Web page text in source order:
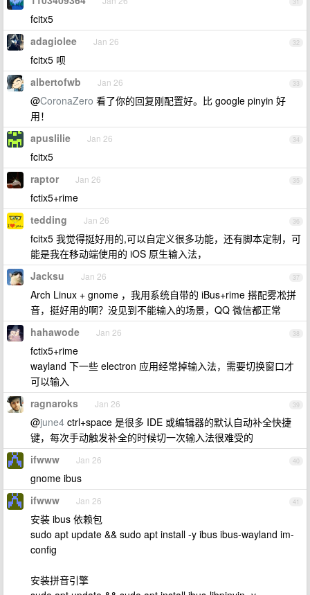
fcitx5
32
adagiolee Jan 26
fcitx5 呗
33
albertofwb Jan 26
@CoronaZero 看了你的回复刚配置好。比 google pinyin 好
用！
34
apuslilie Jan 26
fcitx5
35
raptor Jan 26
fctix5+rime
36
tedding Jan 26
fcitx5 我觉得挺好用的,可以自定义很多功能，还有脚本定制，可
能是我在移动端使用的 iOS 原生输入法，
37
Jacksu Jan 26
Arch Linux + gnome ，我用系统自带的 iBus+rime 搭配雾凇拼
音，挺好用的啊？没见到不能输入的场景，QQ 微信都正常
38
hahawode Jan 26
fctix5+rime
wayland 下一些 electron 应用经常掉输入法，需要切换窗口才
可以输入
39
ragnaroks Jan 26
@june4 ctrl+space 是很多 IDE 或编辑器的默认自动补全快捷
键，每次手动触发补全的时候切一次输入法很难受的
40
ifwww Jan 26
gnome ibus
41
ifwww Jan 26
安装 ibus 依赖包
sudo apt update && sudo apt install -y ibus ibus-wayland im-
config
安装拼音引擎